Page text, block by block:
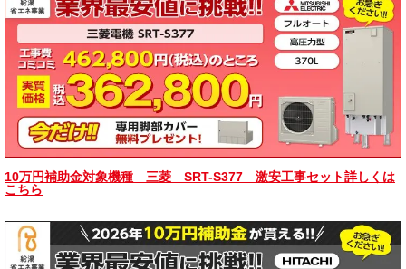
10万円補助金対象機種 三菱 SRT-S377 激安工事セット詳しくは
こちら